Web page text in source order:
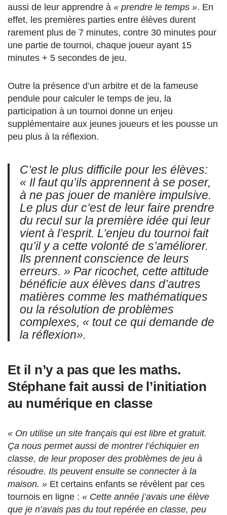
aussi de leur apprendre à « prendre le temps ». En
effet, les premières parties entre élèves durent
rarement plus de 7 minutes, contre 30 minutes pour
une partie de tournoi, chaque joueur ayant 15
minutes + 5 secondes de jeu.
Outre la présence d’un arbitre et de la fameuse
pendule pour calculer le temps de jeu, la
participation à un tournoi donne un enjeu
supplémentaire aux jeunes joueurs et les pousse un
peu plus à la réflexion.
C’est le plus difficile pour les élèves:
« Il faut qu’ils apprennent à se poser,
à ne pas jouer de manière impulsive.
Le plus dur c’est de leur faire prendre
du recul sur la première idée qui leur
vient à l’esprit. L’enjeu du tournoi fait
qu’il y a cette volonté de s’améliorer.
Ils prennent conscience de leurs
erreurs. » Par ricochet, cette attitude
bénéficie aux élèves dans d’autres
matières comme les mathématiques
ou la résolution de problèmes
complexes, « tout ce qui demande de
la réflexion».
Et il n’y a pas que les maths.
Stéphane fait aussi de l’initiation
au numérique en classe
« On utilise un site français qui est libre et gratuit.
Ça nous permet aussi de montrer l’échiquier en
classe, de leur proposer des problèmes de jeu à
résoudre. Ils peuvent ensuite se connecter à la
maison. » Et certains enfants se révèlent par ces
tournois en ligne : « Cette année j’avais une élève
que je n’avais pas du tout repérée en classe, peu